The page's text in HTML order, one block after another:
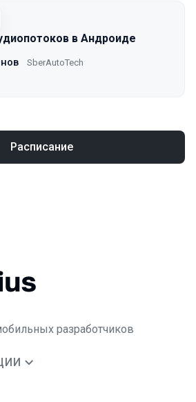
в Андроиде
SberAutoTech
Расписание
разработчиков